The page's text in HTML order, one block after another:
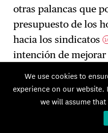
otras palancas que
presupuesto de los
hacia los sindicatos
intención de
negociación de los
redistributivo de
y presupuestarias
conjunto, la reforma
We use cookies to
experience on our
we will assume